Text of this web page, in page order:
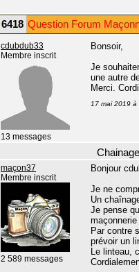
6418 Question Forum
cdubdub33
Membre inscrit
13 messages
Bonsoir,
Je
une autre
Merci.
17 mai 2019 à
maçon37
Membre inscrit
2 589 messages
Bonjour
Je ne
Un
Je pense
Par contre
prévoir un
Le linteau,